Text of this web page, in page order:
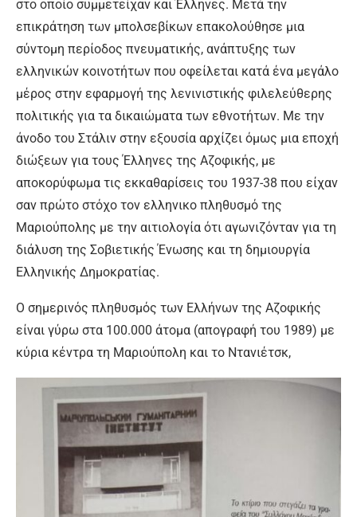
στο οποίο συμμετείχαν και Έλληνες. Μετά την
επικράτηση των μπολσεβίκων επακολούθησε µια
σύντομη περίοδος πνευματικής, ανάπτυξης των
ελληνικών κοινοτήτων που οφείλεται κατά ένα µεγάλο
µέρος στην εφαρµογή της λενινιστικής φιλελεύθερης
πολιτικής για τα δικαιώµατα των εθνοτήτων. Με την
άνοδο του Στάλιν στην εξουσία αρχίζει όµως µια εποχή
διώξεων για τους Έλληνες της Αζοφικής, µε
αποκορύφωμα τις εκκαθαρίσεις του 1937-38 που είχαν
σαν πρώτο στόχο τον ελληνικο πληθυσμό της
Μαριούπολης µε την αιτιολογία ότι αγωνιζόνταν για τη
διάλυση της Σοβιετικής Ένωσης και τη δημιουργία
Ελληνικής Δημοκρατίας.
Ο σημερινός πληθυσμός των Ελλήνων της Αζοφικής
είναι γύρω στα 100.000 άτοµα (απογραφή του 1989) µε
κύρια κέντρα τη Μαριούπολη και το Ντανιέτσκ,